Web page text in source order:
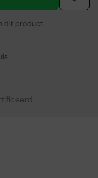
dit product.